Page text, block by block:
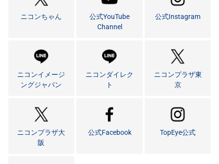
ニコンちゃん
公式YouTube
Channel
公式Instagram
ニコンイメージ
ングジャパン
ニコンダイレク
ト
ニコンプラザ東
京
ニコンプラザ大
阪
公式Facebook TopEye公式